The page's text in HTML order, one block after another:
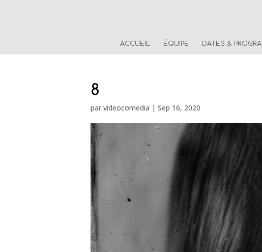
ACCUEIL ÉQUIPE DATES &
8
par videocomedia | Sep 16, 2020